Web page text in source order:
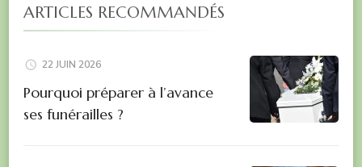
ARTICLES RECOMMANDÉS
22 JUIN 2026
Pourquoi préparer à l’avance
ses funérailles ?